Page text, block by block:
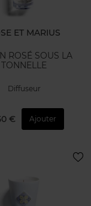
ET MARIUS
ROSÉ SOUS LA
TONNELLE
Diffuseur
€ Ajouter